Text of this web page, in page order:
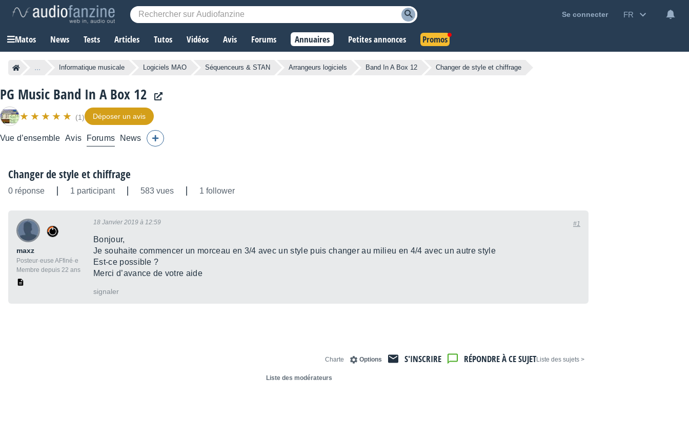
Se connecter FR
Matos News Tests Articles Tutos Vidéos Avis Forums Annuaires Petites annonces Promos
... Informatique musicale Logiciels MAO Séquenceurs & STAN Arrangeurs logiciels Band In A Box 12 Changer de style et chiffrage
PG Music Band In A Box 12
(1) Déposer un avis
Vue d’ensemble Avis Forums News
Changer de style et chiffrage
0 réponse 1 participant 583 vues 1 follower
maxz
Posteur·euse AFfiné·e
Membre depuis 22 ans
18 Janvier 2019 à 12:59 #1
Bonjour,
Je souhaite commencer un morceau en 3/4 avec un style puis changer au milieu en 4/4 avec un autre style
Est-ce possible ?
Merci d’avance de votre aide
signaler
< Liste des sujets
RÉPONDRE À CE SUJET
S'INSCRIRE
Options
Charte
Liste des modérateurs